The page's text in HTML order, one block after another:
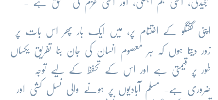
سنجیدگی، اسی ہم آہنگی، اور اسی عزم کی مستحق ہے -
اپنی گفتگو کے اختتام پر، میں ایک بار پھر اس بات پر
زور دیتا ہوں کہ ہر معصوم انسان کی جان بنا تفریق یکساں
طور پر قیمتی ہے اور اس کے تحفظ کے لیے توجہ
ضروری ہے- مسلم آبادیوں پر ہونے والی نسل کشی اور